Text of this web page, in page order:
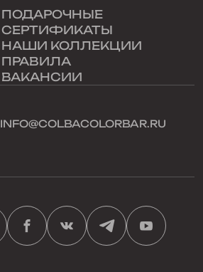
ПОДАРОЧНЫЕ
СЕРТИФИКАТЫ
НАШИ КОЛЛЕКЦИИ
ПРАВИЛА
ВАКАНСИИ
INFO@COLBACOLORBAR.RU